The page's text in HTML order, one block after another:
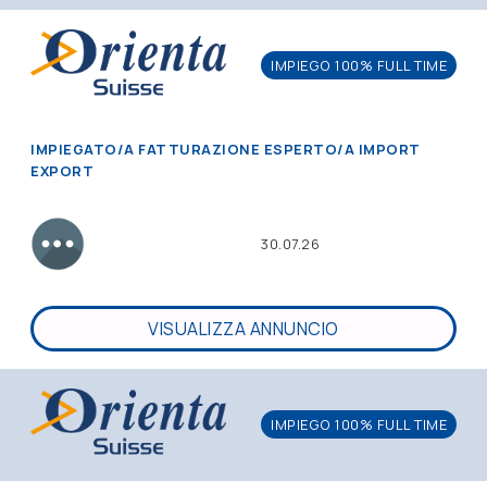
IMPIEGO 100% FULL TIME
IMPIEGATO/A FATTURAZIONE ESPERTO/A IMPORT
EXPORT
30.07.26
VISUALIZZA ANNUNCIO
IMPIEGO 100% FULL TIME